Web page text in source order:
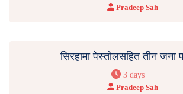
Pradeep Sah
सिरहामा पेस्तोलसहित तीन जना
3 days
Pradeep Sah